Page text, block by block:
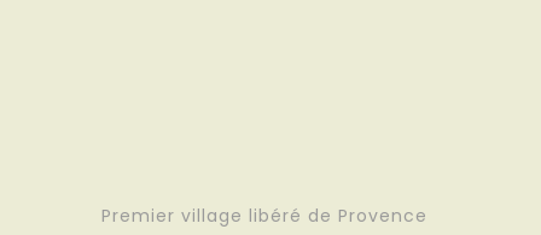
Premier village libéré de Provence